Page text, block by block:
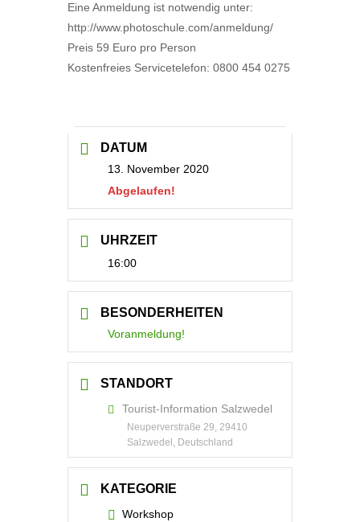
Eine Anmeldung ist notwendig unter:
http://www.photoschule.com/anmeldung/
Preis 59 Euro pro Person
Kostenfreies Servicetelefon: 0800 454 0275
DATUM
13. November 2020
Abgelaufen!
UHRZEIT
16:00
BESONDERHEITEN
Voranmeldung!
STANDORT
Tourist-Information Salzwedel
Neuperverstraße 29, 29410
Salzwedel, Deutschland
KATEGORIE
Workshop